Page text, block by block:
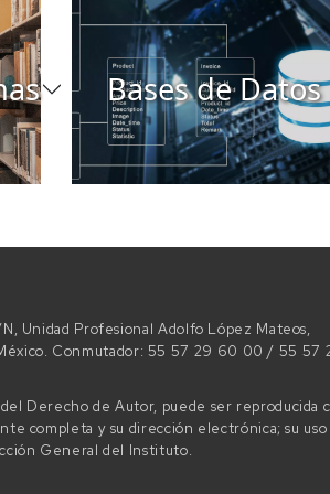
Bases de Datos
Unidad Profesional Adolfo López Mateos,
Conmutador: 55 57 29 60 00 / 55 57
Derecho de Autor, puede ser reproducida
completa y su dirección electrónica; su uso
General del Instituto.